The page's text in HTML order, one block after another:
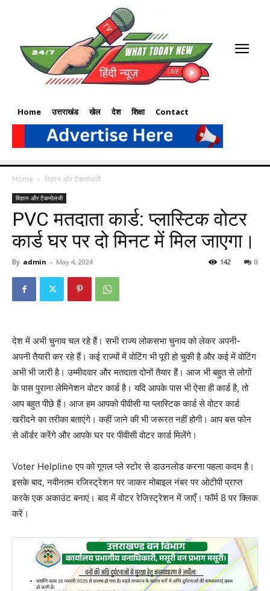
Home उत्तराखंड खेल देश शिक्षा Contact
Home विज्ञान और टैकनोलजी
विज्ञान और टैकनोलजी
PVC मतदाता कार्ड: प्लास्टिक वोटर
कार्ड घर पर दो मिनट में मिल जाएगा।
By admin - May 4, 2024 0
142
देश में अभी चुनाव चल रहे हैं। सभी राज्य लोकसभा चुनाव को लेकर अपनी-
अपनी तैयारी कर रहे हैं। कई राज्यों में वोटिंग भी पूरी हो चुकी है और कई में वोटिंग
अभी भी जारी है। उम्मीदवार और मतदाता दोनों तैयार हैं। आज भी बहुत से लोगों
के पास पुराना लेमिनेशन वोटर कार्ड है। यदि आपके पास भी ऐसा ही कार्ड है, तो
आप बहुत पीछे हैं। आज हम आपको पीवीसी या प्लास्टिक कार्ड से वोटर कार्ड
खरीदने का तरीका बताएंगे। कहीं जाने की भी जरूरत नहीं होगी। आप बस फोन
से ऑर्डर करेंगे और आपके घर पर पीवीसी वोटर कार्ड मिलेंगे।
Voter Helpline एप को गूगल प्ले स्टोर से डाउनलोड करना पहला कदम है।
इसके बाद, नवीनतम रजिस्ट्रेशन पर जाकर मोबाइल नंबर पर ओटीपी प्राप्त
करके एक अकाउंट बनाएं। बाद में वोटर रेजिस्ट्रेशन में जाएँ। फॉर्म 8 पर क्लिक
करें।